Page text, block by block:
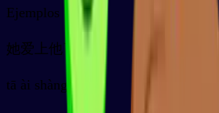
Ejemplos
她爱上他了
tā ài shàng tā le